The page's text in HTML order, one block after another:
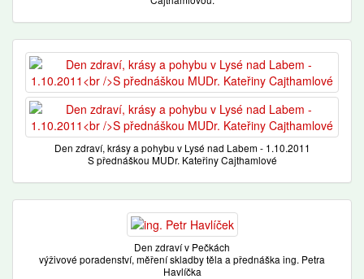
Den zdraví, krásy a pohybu v Lysé nad Labem - 1.10.2011
S přednáškou MUDr. Kateřiny Cajthamlové
Den zdraví v Pečkách
výživové poradenství, měření skladby těla a přednáška ing. Petra
Havlíčka